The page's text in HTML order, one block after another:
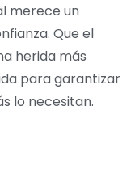
merece un
Que el
herida más
para garantizar
lo necesitan.